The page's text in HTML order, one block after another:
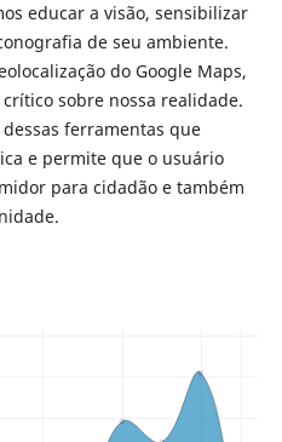
educar a visão, sensibilizar
de seu ambiente.
do Google Maps,
sobre nossa realidade.
ferramentas que
e permite que o usuário
para cidadão e também